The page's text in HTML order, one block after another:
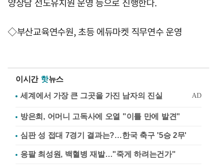
◇부산교육연수원, 초등 에듀마켓 직무연수 운영
이시간 핫뉴스
방은희, 어머니 고독사에 오열 "이틀 만에 발견"
심판 성 접대 7경기 결과는?…한국 축구 '5승 2무'
응팔 최성원, 백혈병 재발…"죽게 하려는건가"